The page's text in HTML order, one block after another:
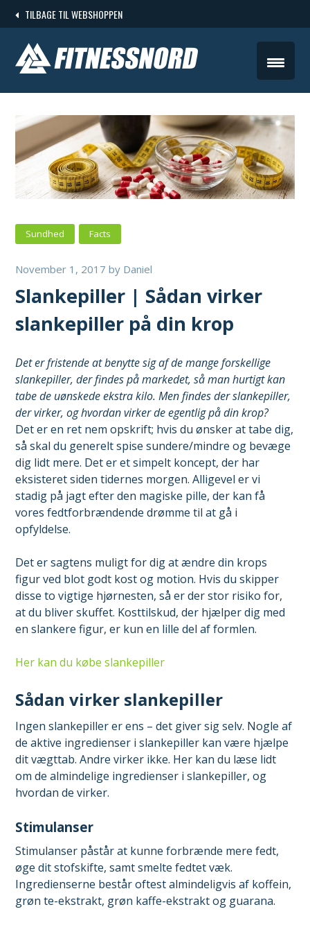
to
content
TILBAGE TIL WEBSHOPPEN
Sundhed Facts
November 1, 2017 by Daniel
Slankepiller | Sådan virker
slankepiller på din krop
Det er fristende at benytte sig af de mange forskellige
slankepiller, der findes på markedet, så man hurtigt kan
tabe de uønskede ekstra kilo. Men findes der slankepiller,
der virker, og hvordan virker de egentlig på din krop?
Det er en ret nem opskrift; hvis du ønsker at tabe dig,
så skal du generelt spise sundere/mindre og bevæge
dig lidt mere. Det er et simpelt koncept, der har
eksisteret siden tidernes morgen. Alligevel er vi
stadig på jagt efter den magiske pille, der kan få
vores fedtforbrændende drømme til at gå i
opfyldelse.
Det er sagtens muligt for dig at ændre din krops
figur ved blot godt kost og motion. Hvis du skipper
disse to vigtige hjørnesten, så er der stor risiko for,
at du bliver skuffet. Kosttilskud, der hjælper dig med
en slankere figur, er kun en lille del af formlen.
Her kan du købe slankepiller
Sådan virker slankepiller
Ingen slankepiller er ens – det giver sig selv. Nogle af
de aktive ingredienser i slankepiller kan være hjælpe
dit vægttab. Andre virker ikke. Her kan du læse lidt
om de almindelige ingredienser i slankepiller, og
hvordan de virker.
Stimulanser
Stimulanser påstår at kunne forbrænde mere fedt,
øge dit stofskifte, samt smelte fedtet væk.
Ingredienserne består oftest almindeligvis af koffein,
grøn te-ekstrakt, grøn kaffe-ekstrakt og guarana.